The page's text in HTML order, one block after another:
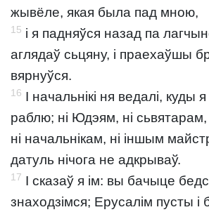
жывёле, якая была пад мною,
15 і я падняўся назад па
аглядаў сьцяну, і праехаўшы
вярнуўся.
16 І начальнікі ня ведалі, куды
раблю; ні Юдэям, ні сьвятарам,
ні начальнікам, ні іншым
датуль нічога не адкрываў.
17 І сказаў я ім: вы бачыце
знаходзімся; Ерусалім пусты і